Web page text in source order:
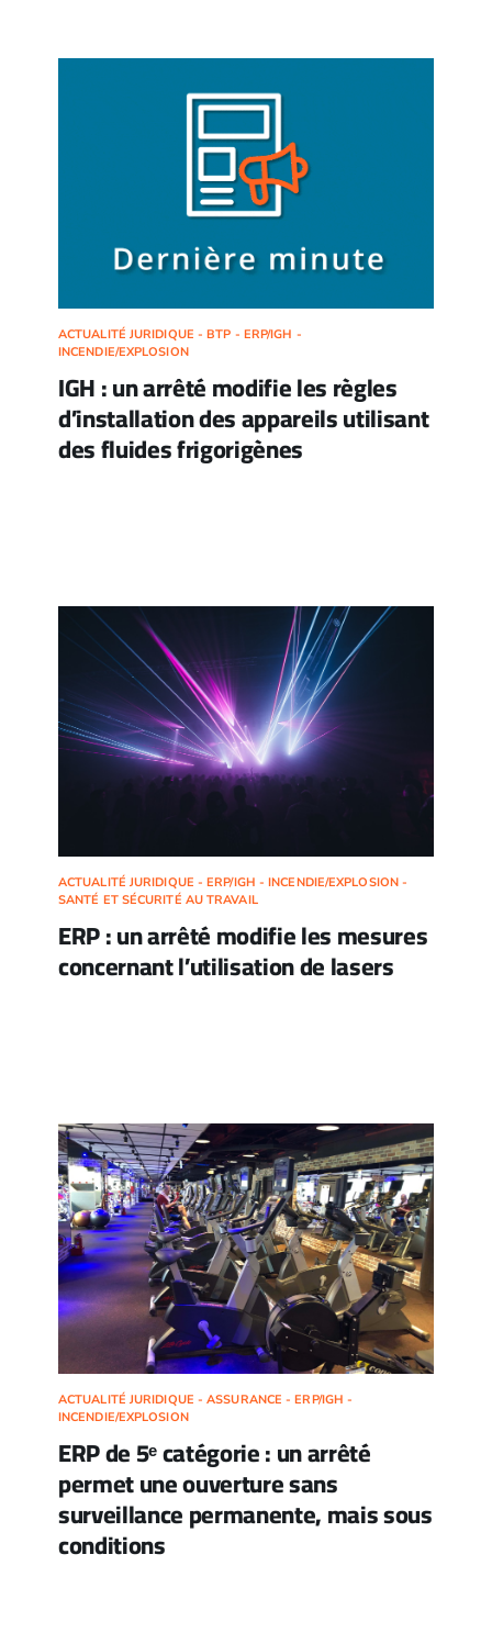
ACTUALITÉ JURIDIQUE - BTP - ERP/IGH -
INCENDIE/EXPLOSION
IGH : un arrêté modifie les règles
d’installation des appareils utilisant
des fluides frigorigènes
ACTUALITÉ JURIDIQUE - ERP/IGH - INCENDIE/EXPLOSION -
SANTÉ ET SÉCURITÉ AU TRAVAIL
ERP : un arrêté modifie les mesures
concernant l’utilisation de lasers
ACTUALITÉ JURIDIQUE - ASSURANCE - ERP/IGH -
INCENDIE/EXPLOSION
ERP de 5ᵉ catégorie : un arrêté
permet une ouverture sans
surveillance permanente, mais sous
conditions